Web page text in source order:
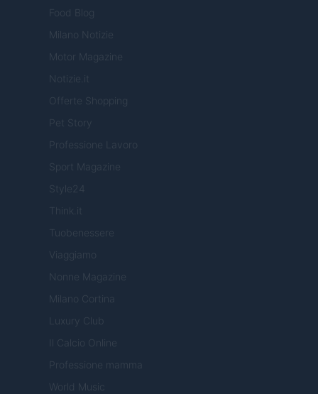
Food Blog
Milano Notizie
Motor Magazine
Notizie.it
Offerte Shopping
Pet Story
Professione Lavoro
Sport Magazine
Style24
Think.it
Tuobenessere
Viaggiamo
Nonne Magazine
Milano Cortina
Luxury Club
Il Calcio Online
Professione mamma
World Music